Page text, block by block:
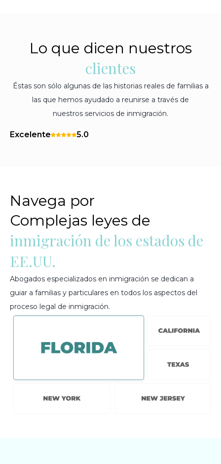
Lo que dicen nuestros
clientes
Éstas son sólo algunas de las historias reales de familias a
las que hemos ayudado a reunirse a través de
nuestros servicios de inmigración.
Excelente 5.0
Navega por
Complejas leyes de
inmigración de los estados de
EE.UU.
Abogados especializados en inmigración se dedican a
guiar a familias y particulares en todos los aspectos del
proceso legal de inmigración.